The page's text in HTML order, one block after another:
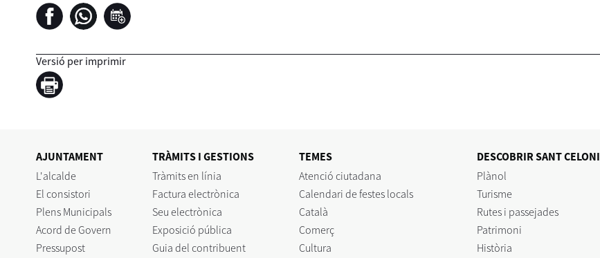
Versió per imprimir
AJUNTAMENT
L'alcalde
El consistori
Plens Municipals
Acord de Govern
Pressupost
TRÀMITS I GESTIONS
Tràmits en línia
Factura electrònica
Seu electrònica
Exposició pública
Guia del contribuent
TEMES
Atenció ciutadana
Calendari de festes locals
Català
Comerç
Cultura
DESCOBRIR SANT CELONI
Plànol
Turisme
Rutes i passejades
Patrimoni
Història